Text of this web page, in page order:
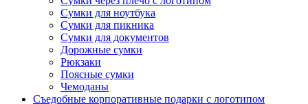
Сумки для ноутбука
Сумки для пикника
Сумки для документов
Дорожные сумки
Рюкзаки
Поясные сумки
Чемоданы
Съедобные корпоративные подарки с логотипом